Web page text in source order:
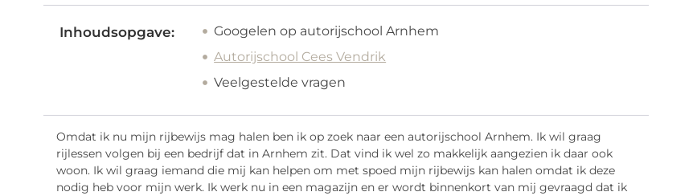
Inhoudsopgave:
Googelen op autorijschool Arnhem
Autorijschool Cees Vendrik
Veelgestelde vragen
Omdat ik nu mijn rijbewijs mag halen ben ik op zoek naar een autorijschool Arnhem. Ik wil graag
rijlessen volgen bij een bedrijf dat in Arnhem zit. Dat vind ik wel zo makkelijk aangezien ik daar ook
woon. Ik wil graag iemand die mij kan helpen om met spoed mijn rijbewijs kan halen omdat ik deze
nodig heb voor mijn werk. Ik werk nu in een magazijn en er wordt binnenkort van mij gevraagd dat ik